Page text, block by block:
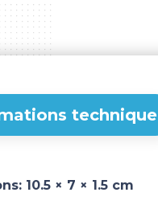
technique
10.5 × 7 × 1.5 cm